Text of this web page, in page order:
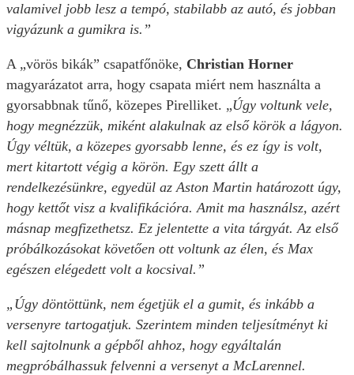
valamivel jobb lesz a tempó, stabilabb az autó, és jobban
vigyázunk a gumikra is.”
A „vörös bikák” csapatfőnöke, Christian Horner
magyarázatot arra, hogy csapata miért nem használta a
gyorsabbnak tűnő, közepes Pirelliket. „Úgy voltunk vele,
hogy megnézzük, miként alakulnak az első körök a lágyon.
Úgy véltük, a közepes gyorsabb lenne, és ez így is volt,
mert kitartott végig a körön. Egy szett állt a
rendelkezésünkre, egyedül az Aston Martin határozott úgy,
hogy kettőt visz a kvalifikációra. Amit ma használsz, azért
másnap megfizethetsz. Ez jelentette a vita tárgyát. Az első
próbálkozásokat követően ott voltunk az élen, és Max
egészen elégedett volt a kocsival.”
„Úgy döntöttünk, nem égetjük el a gumit, és inkább a
versenyre tartogatjuk. Szerintem minden teljesítményt ki
kell sajtolnunk a gépből ahhoz, hogy egyáltalán
megpróbálhassuk felvenni a versenyt a McLarennel.